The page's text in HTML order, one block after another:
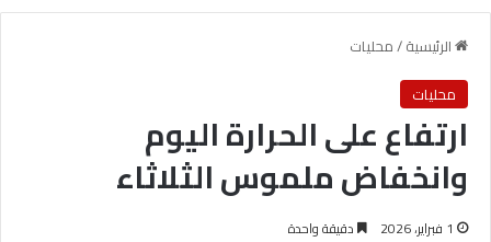
الرئيسية/محليات
محليات
ارتفاع على الحرارة اليوم
وانخفاض ملموس الثلاثاء
1 فبراير، 2026 دقيقة واحدة